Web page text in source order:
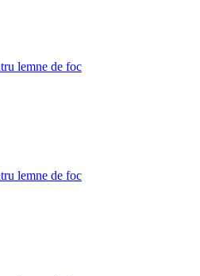
lemne de foc
lemne de foc